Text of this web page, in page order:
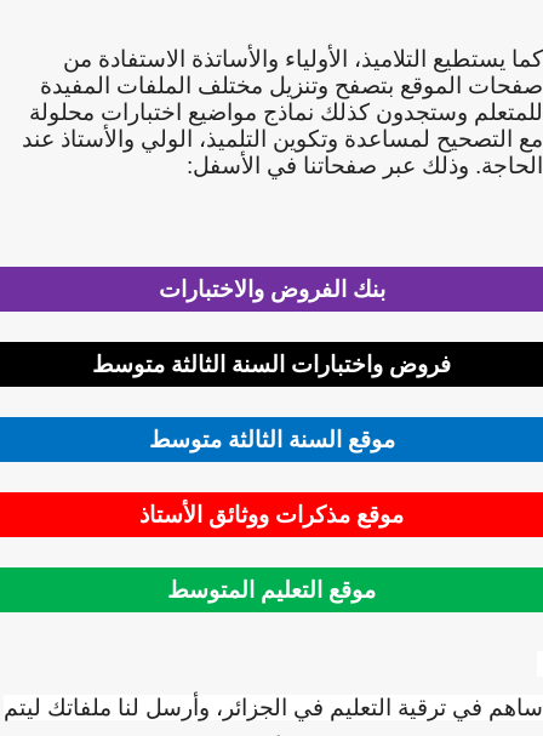
كما يستطيع التلاميذ، الأولياء والأساتذة الاستفادة من
صفحات الموقع بتصفح وتنزيل مختلف الملفات المفيدة
للمتعلم وستجدون كذلك نماذج مواضيع اختبارات محلولة
مع التصحيح لمساعدة وتكوين التلميذ، الولي والأستاذ عند
الحاجة. وذلك عبر صفحاتنا في الأسفل:
بنك الفروض والاختبارات
فروض واختبارات السنة الثالثة متوسط
موقع السنة الثالثة متوسط
موقع مذكرات ووثائق الأستاذ
موقع التعليم المتوسط
ساهم في ترقية التعليم في الجزائر، وأرسل لنا ملفاتك ليتم